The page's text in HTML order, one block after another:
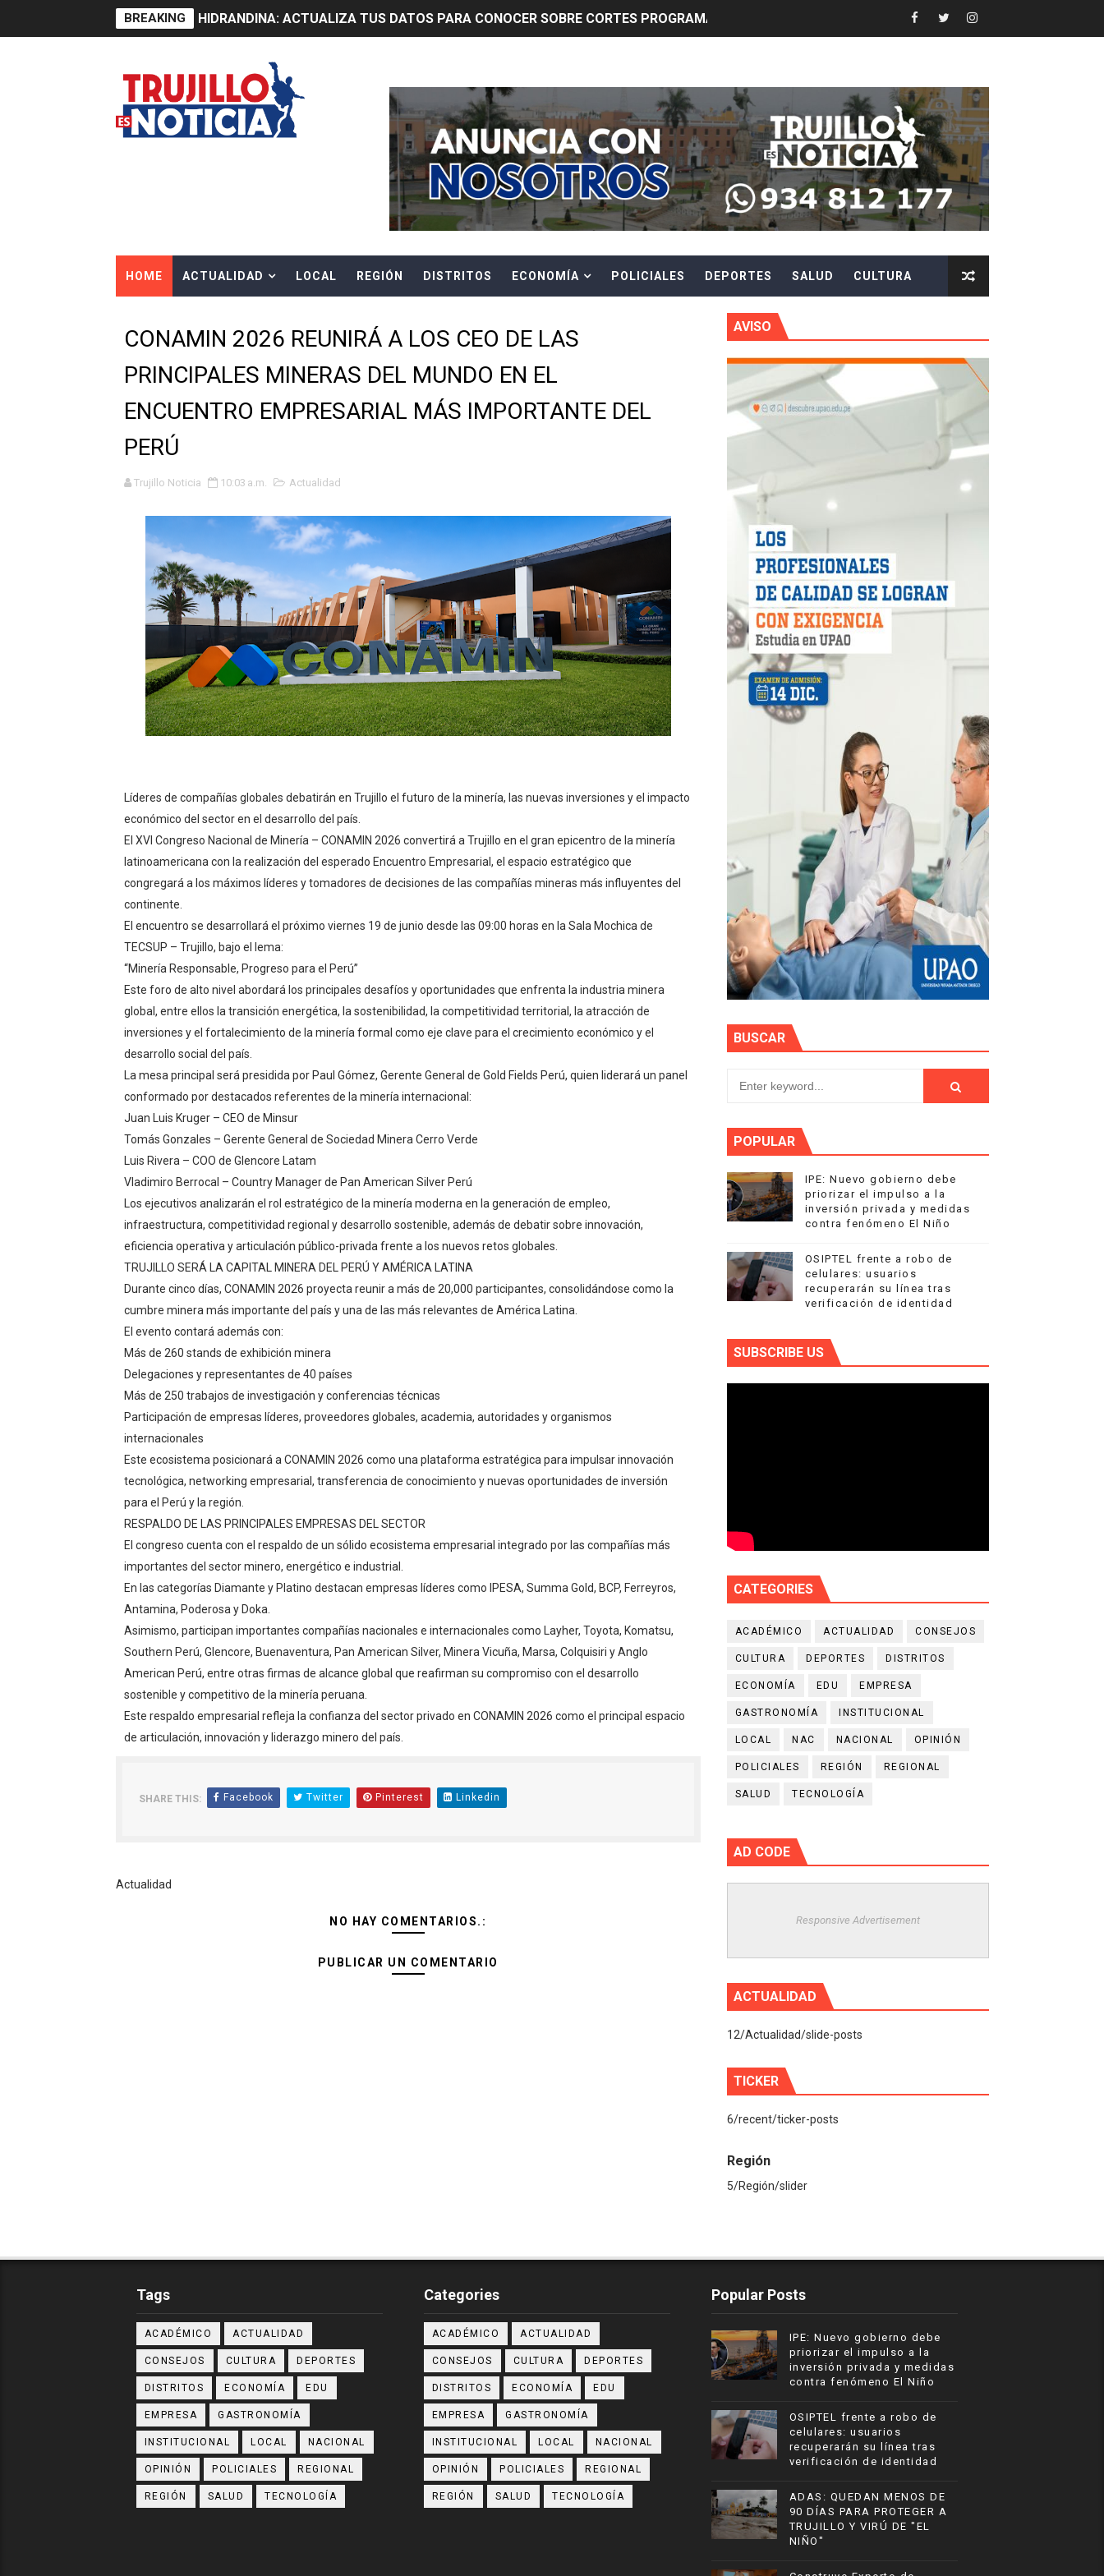
BREAKING HIDRANDINA: ACTUALIZA TUS DATOS PARA CONOCER SOBRE CORTES PROGRAMADOS Y AGILIZAR LA ATENCIÓN ANTE PROBLEMAS ELÉCTRICOS
Construye Experto de Cementos Pacasmayo convierte el esfuerzo del maestro de obra en beneficios para toda su familia
OSIPTEL frente a robo de celulares: usuarios recuperarán su línea tras verificación de identidad
IPE: Nuevo gobierno debe priorizar el impulso a la inversión privada y medidas contra fenómeno El Niño
HIDRANDINA ALERTA SOBRE FALSOS TRABAJADORES Y BRINDA RECOMENDACIONES PARA EVITAR ROBOS Y ESTAFAS
HASTA EL 2 DE AGOSTO TIENEN PLAZO PARA PONERSE AL DÍA EN SU RECIBO Y PARTICIPAR EN EL SORTEO DE HIDRANDINA
Caja Arequipa lanza tercera edición del concurso nacional Orgullo Emprendedor con más de S/180,000 en premios
Tres de cada cuatro atenciones del OSIPTEL estuvieron relacionadas con el servicio móvil en primer semestre de 2026
OSIPTEL: nueve de cada 10 atenciones a usuarios de La Libertad fueron sobre el servicio móvil en el primer semestre de 2026
14 COLEGIOS DE TRUJILLO Y VIRÚ BUSCAN LA ACREDITACIÓN DEL PROGRAMA “APRENDIENDO CON ENERGÍA” DE HIDRANDINA
¿Viajas por Fiestas Patrias? Así puedes evitar pagar por telefonía, internet o televisión de paga mientras no estés en casa
JAMES PÉREZ ASEGURA QUE EN SUS PRIMEROS MESES DE GESTIÓN RECUPERARÁ LAS PISTAS DE FLORENCIA DE MORA
MÁS DE 12 MIL USUARIOS QUEDARON SIN ENERGÍA POR NO RESPETARSE LAS DISTANCIAS MÍNIMAS DE SEGURIDAD
OSIPTEL: Ahora dar de baja tu servicio de internet o telefonía solo toma un día hábil
¿Viajas por fiestas patrias? OSIPTEL recomienda verificar la cobertura móvil de tu destino con Checa tu señal
REGULARIZA TUS DEUDAS POR VIDEO GESTIÓN, ACCEDE A FACILIDADES DE PAGO Y PARTICIPA EN EL SORTEO POR FIESTAS PATRIAS DE
HIDRANDINA: POR FIESTAS PATRIAS APROVECHA LAS FACILIDADES DE PAGO PARA REGULARIZAR DEUDAS ELÉCTRICAS
La Universidad de Piura comparte su propuesta académica con escolares y padres de Trujillo
OSIPTEL: empresas operadoras están obligadas a verificar tope de 7 líneas móviles de personas naturales durante contratación
Yape habilita envío de remesas a Venezuela sin comisión tras emergencia por terremotos
HIDRANDINA ADVIERTE QUE ESTÁ PROHIBIDO COLOCAR PANCARTAS Y PROPAGANDA EN POSTES DE ENERGÍA
HOME ACTUALIDAD LOCAL REGIÓN DISTRITOS ECONOMÍA POLICIALES DEPORTES SALUD CULTURA
CONAMIN 2026 REUNIRÁ A LOS CEO DE LAS
PRINCIPALES MINERAS DEL MUNDO EN EL
ENCUENTRO EMPRESARIAL MÁS IMPORTANTE DEL
PERÚ
Trujillo Noticia 10:03 a.m. Actualidad
Líderes de compañías globales debatirán en Trujillo el futuro de la minería, las nuevas inversiones y el impacto
económico del sector en el desarrollo del país.
El XVI Congreso Nacional de Minería – CONAMIN 2026 convertirá a Trujillo en el gran epicentro de la minería
latinoamericana con la realización del esperado Encuentro Empresarial, el espacio estratégico que
congregará a los máximos líderes y tomadores de decisiones de las compañías mineras más influyentes del
continente.
El encuentro se desarrollará el próximo viernes 19 de junio desde las 09:00 horas en la Sala Mochica de
TECSUP – Trujillo, bajo el lema:
“Minería Responsable, Progreso para el Perú”
Este foro de alto nivel abordará los principales desafíos y oportunidades que enfrenta la industria minera
global, entre ellos la transición energética, la sostenibilidad, la competitividad territorial, la atracción de
inversiones y el fortalecimiento de la minería formal como eje clave para el crecimiento económico y el
desarrollo social del país.
La mesa principal será presidida por Paul Gómez, Gerente General de Gold Fields Perú, quien liderará un panel
conformado por destacados referentes de la minería internacional:
Juan Luis Kruger – CEO de Minsur
Tomás Gonzales – Gerente General de Sociedad Minera Cerro Verde
Luis Rivera – COO de Glencore Latam
Vladimiro Berrocal – Country Manager de Pan American Silver Perú
Los ejecutivos analizarán el rol estratégico de la minería moderna en la generación de empleo,
infraestructura, competitividad regional y desarrollo sostenible, además de debatir sobre innovación,
eficiencia operativa y articulación público-privada frente a los nuevos retos globales.
TRUJILLO SERÁ LA CAPITAL MINERA DEL PERÚ Y AMÉRICA LATINA
Durante cinco días, CONAMIN 2026 proyecta reunir a más de 20,000 participantes, consolidándose como la
cumbre minera más importante del país y una de las más relevantes de América Latina.
El evento contará además con:
Más de 260 stands de exhibición minera
Delegaciones y representantes de 40 países
Más de 250 trabajos de investigación y conferencias técnicas
Participación de empresas líderes, proveedores globales, academia, autoridades y organismos
internacionales
Este ecosistema posicionará a CONAMIN 2026 como una plataforma estratégica para impulsar innovación
tecnológica, networking empresarial, transferencia de conocimiento y nuevas oportunidades de inversión
para el Perú y la región.
RESPALDO DE LAS PRINCIPALES EMPRESAS DEL SECTOR
El congreso cuenta con el respaldo de un sólido ecosistema empresarial integrado por las compañías más
importantes del sector minero, energético e industrial.
En las categorías Diamante y Platino destacan empresas líderes como IPESA, Summa Gold, BCP, Ferreyros,
Antamina, Poderosa y Doka.
Asimismo, participan importantes compañías nacionales e internacionales como Layher, Toyota, Komatsu,
Southern Perú, Glencore, Buenaventura, Pan American Silver, Minera Vicuña, Marsa, Colquisiri y Anglo
American Perú, entre otras firmas de alcance global que reafirman su compromiso con el desarrollo
sostenible y competitivo de la minería peruana.
Este respaldo empresarial refleja la confianza del sector privado en CONAMIN 2026 como el principal espacio
de articulación, innovación y liderazgo minero del país.
SHARE THIS: Facebook Twitter Pinterest Linkedin
Actualidad
NO HAY COMENTARIOS.:
PUBLICAR UN COMENTARIO
AVISO
BUSCAR
POPULAR
IPE: Nuevo gobierno debe
priorizar el impulso a la
inversión privada y medidas
contra fenómeno El Niño
OSIPTEL frente a robo de
celulares: usuarios
recuperarán su línea tras
verificación de identidad
SUBSCRIBE US
CATEGORIES
ACADÉMICO ACTUALIDAD CONSEJOS
CULTURA DEPORTES DISTRITOS
ECONOMÍA EDU EMPRESA
GASTRONOMÍA INSTITUCIONAL
LOCAL NAC NACIONAL OPINIÓN
POLICIALES REGIÓN REGIONAL
SALUD TECNOLOGÍA
AD CODE
Responsive Advertisement
ACTUALIDAD
12/Actualidad/slide-posts
TICKER
6/recent/ticker-posts
Región
5/Región/slider
Tags
ACADÉMICO ACTUALIDAD
CONSEJOS CULTURA DEPORTES
DISTRITOS ECONOMÍA EDU
EMPRESA GASTRONOMÍA
INSTITUCIONAL LOCAL NACIONAL
OPINIÓN POLICIALES REGIONAL
REGIÓN SALUD TECNOLOGÍA
Categories
ACADÉMICO ACTUALIDAD
CONSEJOS CULTURA DEPORTES
DISTRITOS ECONOMÍA EDU
EMPRESA GASTRONOMÍA
INSTITUCIONAL LOCAL NACIONAL
OPINIÓN POLICIALES REGIONAL
REGIÓN SALUD TECNOLOGÍA
Popular Posts
IPE: Nuevo gobierno debe
priorizar el impulso a la
inversión privada y medidas
contra fenómeno El Niño
OSIPTEL frente a robo de
celulares: usuarios
recuperarán su línea tras
verificación de identidad
ADAS: QUEDAN MENOS DE
90 DÍAS PARA PROTEGER A
TRUJILLO Y VIRÚ DE "EL
NIÑO"